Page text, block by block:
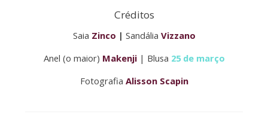
Créditos
Saia Zinco | Sandália Vizzano
Anel (o maior) Makenji| Blusa 25 de março
Fotografia Alisson Scapin